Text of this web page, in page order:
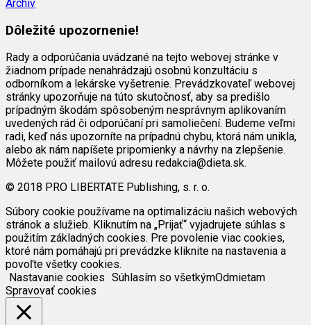
Archív
Dôležité upozornenie!
Rady a odporúčania uvádzané na tejto webovej stránke v
žiadnom prípade nenahrádzajú osobnú konzultáciu s
odborníkom a lekárske vyšetrenie. Prevádzkovateľ webovej
stránky upozorňuje na túto skutočnosť, aby sa predišlo
prípadným škodám spôsobeným nesprávnym aplikovaním
uvedených rád či odporúčaní pri samoliečení. Budeme veľmi
radi, keď nás upozorníte na prípadnú chybu, ktorá nám unikla,
alebo ak nám napíšete pripomienky a návrhy na zlepšenie.
Môžete použiť mailovú adresu redakcia@dieta.sk.
© 2018 PRO LIBERTATE Publishing, s. r. o.
Súbory cookie používame na optimalizáciu našich webových
stránok a služieb. Kliknutím na „Prijať“ vyjadrujete súhlas s
použitím základných cookies. Pre povolenie viac cookies,
ktoré nám pomáhajú pri prevádzke kliknite na nastavenia a
povoľte všetky cookies.
Nastavanie cookies Súhlasím so všetkýmOdmietam
Spravovať cookies